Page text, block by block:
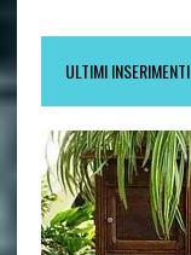
ULTIMI INSERIMENTI